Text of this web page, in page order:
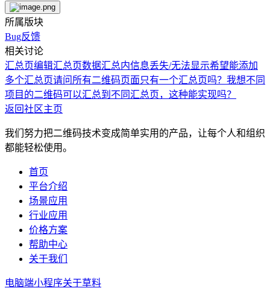
所属版块
Bug反馈
相关讨论
汇总页编辑汇总页数据汇总内信息丢失/无法显示希望能添加
多个汇总页请问所有二维码页面只有一个汇总页吗？我想不同
项目的二维码可以汇总到不同汇总页，这种能实现吗？
返回社区主页
我们努力把二维码技术变成简单实用的产品，让每个人和组织
都能轻松使用。
首页
平台介绍
场景应用
行业应用
价格方案
帮助中心
关于我们
电脑端小程序关于草料